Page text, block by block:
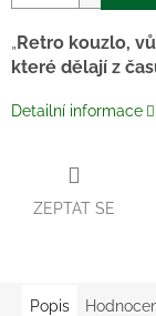
„Retro kouzlo,
které dělají z
Detailní informace
ZEPTAT SE
Popis